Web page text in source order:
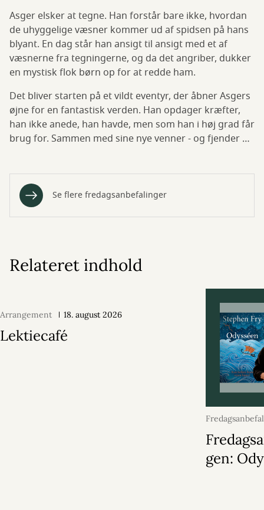
Asger elsker at tegne. Han forstår bare ikke, hvordan
de uhyggelige væsner kommer ud af spidsen på hans
blyant. En dag står han ansigt til ansigt med et af
væsnerne fra tegningerne, og da det angriber, dukker
en mystisk flok børn op for at redde ham.
Det bliver starten på et vildt eventyr, der åbner Asgers
øjne for en fantastisk verden. Han opdager kræfter,
han ikke anede, han havde, men som han i høj grad får
brug for. Sammen med sine nye venner - og fjender …
Se flere fredagsanbefalinger
Relateret indhold
Arrangement 18. august 2026
Lektiecafé
juni 2026
gen: